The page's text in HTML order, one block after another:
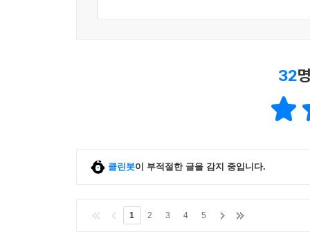
32
클린봇이 부적절한 글을 감지 중입니다.
1 2 3 4 5